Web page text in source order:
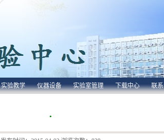
实验教学 仪器设备 实验室管理 下载中心 联
.